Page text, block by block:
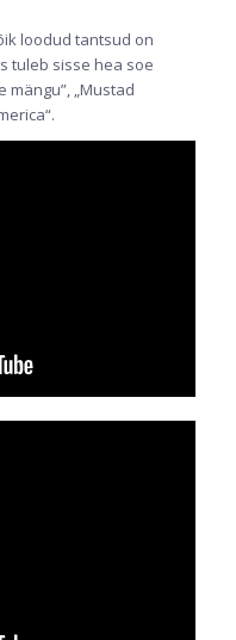
loodud tantsud on
tuleb sisse hea soe
mängu”, „Mustad